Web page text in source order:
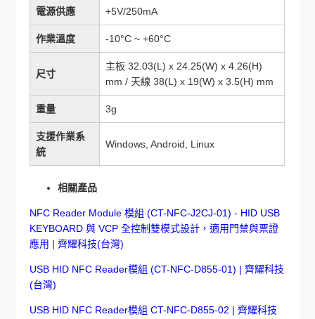
電源供應 +5V/250mA
作業溫度 -10°C ~ +60°C
尺寸
主板 32.03(L) x 24.25(W) x 4.26(H)
mm / 天線 38(L) x 19(W) x 3.5(H) mm
重量 3g
支援作業系
統
Windows, Android, Linux
相關產品
NFC Reader Module 模組 (CT-NFC-J2CJ-01) - HID USB
KEYBOARD 與 VCP 全控制雙模式設計，適用門禁與票證
應用 | 齊耀科技(台灣)
USB HID NFC Reader模組 (CT-NFC-D855-01) | 齊耀科技
(台灣)
USB HID NFC Reader模組 CT-NFC-D855-02 | 齊耀科技